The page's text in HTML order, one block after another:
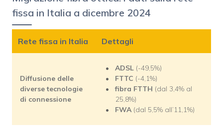
fissa in Italia a dicembre 2024
Rete fissa in Italia Dettagli
Diffusione delle
diverse tecnologie
di connessione
ADSL (-49,5%)
FTTC (-4,1%)
fibra FTTH (dal 3,4% al
25,8%)
FWA(dal 5,5% all’11,1%)